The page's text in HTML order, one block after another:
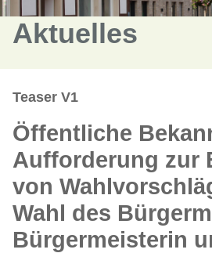
Aktuelles
Teaser V1
Öffentliche
Aufforderung zur
von
Wahl des
Bürgermeisterin